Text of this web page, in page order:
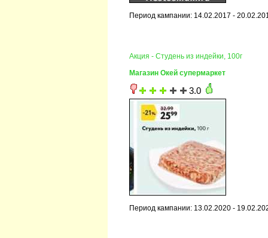
Период кампании: 14.02.2017 -
Акция - Студень из индейки, 100г
Магазин Окей супермаркет
3.0
Период кампании: 13.02.2020 -